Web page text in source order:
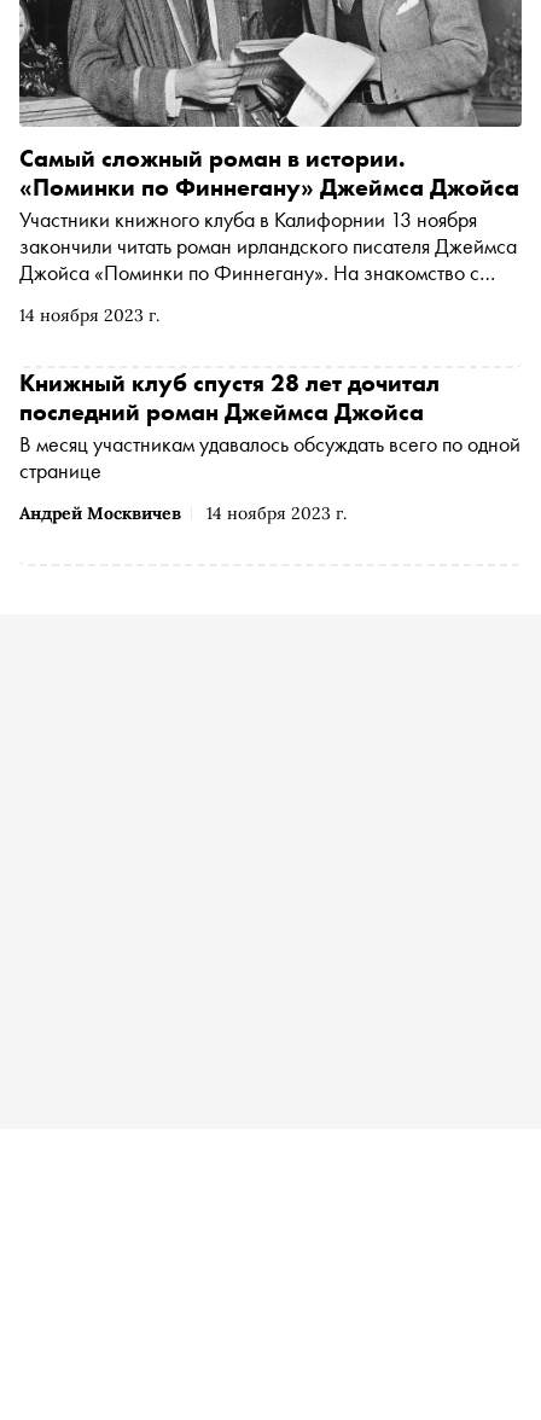
14 ноября 2023 г.
Самый сложный роман в истории.
«Поминки по Финнегану» Джеймса Джойса
Участники книжного клуба в Калифорнии 13 ноября
закончили читать роман ирландского писателя Джеймса
Джойса «Поминки по Финнегану». На знакомство с
Джойс и почему читать его книгу так сложно — в
Андрей Москвичев 14 ноября 2023 г.
Книжный клуб спустя 28 лет дочитал
последний роман Джеймса Джойса
В месяц участникам удавалось обсуждать всего по одной
странице